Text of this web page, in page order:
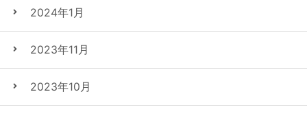
2024年1月
2023年11月
2023年10月